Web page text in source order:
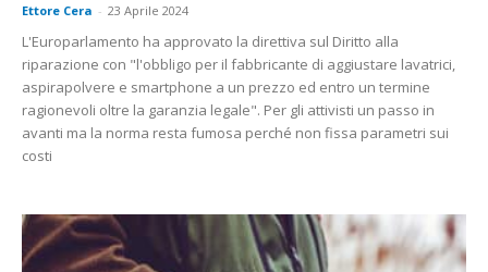
Ettore Cera - 23 Aprile 2024
L'Europarlamento ha approvato la direttiva sul Diritto alla
riparazione con "l'obbligo per il fabbricante di aggiustare lavatrici,
aspirapolvere e smartphone a un prezzo ed entro un termine
ragionevoli oltre la garanzia legale". Per gli attivisti un passo in
avanti ma la norma resta fumosa perché non fissa parametri sui
costi